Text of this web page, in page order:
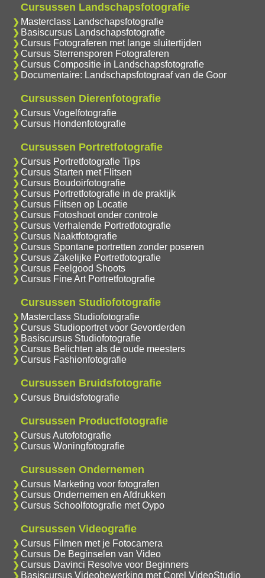
Cursussen Landschapsfotografie
Masterclass Landschapsfotografie
Basiscursus Landschapsfotografie
Cursus Fotograferen met lange sluitertijden
Cursus Sterrensporen Fotograferen
Cursus Compositie in Landschapsfotografie
Documentaire: Landschapsfotograaf van de Goor
Cursussen Dierenfotografie
Cursus Vogelfotografie
Cursus Hondenfotografie
Cursussen Portretfotografie
Cursus Portretfotografie Tips
Cursus Starten met Flitsen
Cursus Boudoirfotografie
Cursus Portretfotografie in de praktijk
Cursus Flitsen op Locatie
Cursus Fotoshoot onder controle
Cursus Verhalende Portretfotografie
Cursus Naaktfotografie
Cursus Spontane portretten zonder poseren
Cursus Zakelijke Portretfotografie
Cursus Feelgood Shoots
Cursus Fine Art Portretfotografie
Cursussen Studiofotografie
Masterclass Studiofotografie
Cursus Studioportret voor Gevorderden
Basiscursus Studiofotografie
Cursus Belichten als de oude meesters
Cursus Fashionfotografie
Cursussen Bruidsfotografie
Cursus Bruidsfotografie
Cursussen Productfotografie
Cursus Autofotografie
Cursus Woningfotografie
Cursussen Ondernemen
Cursus Marketing voor fotografen
Cursus Ondernemen en Afdrukken
Cursus Schoolfotografie met Oypo
Cursussen Videografie
Cursus Filmen met je Fotocamera
Cursus De Beginselen van Video
Cursus Davinci Resolve voor Beginners
Basiscursus Videobewerking met Corel VideoStudio